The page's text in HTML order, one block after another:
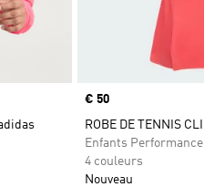
Prix
€ 50
ROBE DE TENNIS
Enfants Performance
4 couleurs
Nouveau